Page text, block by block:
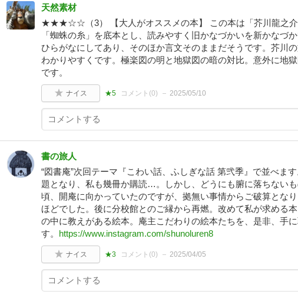
天然素材
★★★☆☆（3） 【大人がオススメの本】 この本は「芥川龍之介
「蜘蛛の糸」を底本とし、読みやすく旧かなづかいを新かなづ
ひらがなにしてあり、そのほか言文そのままだそうです。芥川の
わかりやすくです。極楽図の明と地獄図の暗の対比。意外に地
です。
ナイス ★5 コメント(0) 2025/05/10
書の旅人
“図書庵”次回テーマ『こわい話、ふしぎな話 第弐季』で並べま
題となり、私も幾冊か購読…。しかし、どうにも腑に落ちない
頃、開庵に向かっていたのですが、拠無い事情からご破算とな
ほどでした。後に分校館とのご縁から再燃。改めて私が求める
の中に教えがある絵本。庵主こだわりの絵本たちを、是非、手
す。 https://www.instagram.com/shunoluren8
ナイス ★3 コメント(0) 2025/04/05